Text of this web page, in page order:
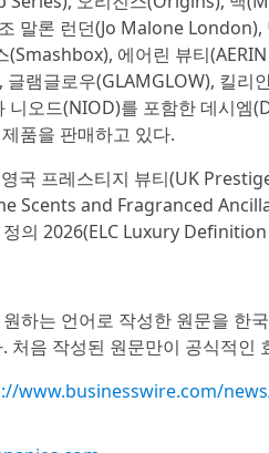
말론 런던(Jo Malone
(Smashbox), 에어린 뷰티
램글로우(GLAMGLOW), 킬리
오드(NIOD)를 포함한 데시엠
품을 판매하고 있다.
국 프레스티지 뷰티(UK
Scents and Fragranced
의 2026(ELC Luxury
하는 언어로 작성한 원문을 한
처음 작성된 원문만이 공식적
www.businesswire.com/